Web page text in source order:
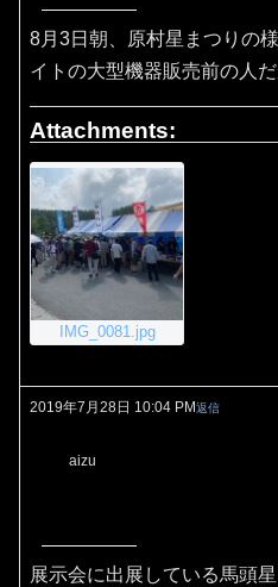
8月3日朝、原村星まつりの
イトの大型機器販売前の人
Attachments:
IMG_0081.jpg
2019年7月28日 10:04 PM返信
aizu
展示会に出展している馬頭